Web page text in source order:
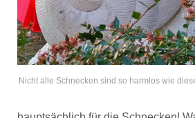
Nicht alle Schnecken sind so harmlos wie